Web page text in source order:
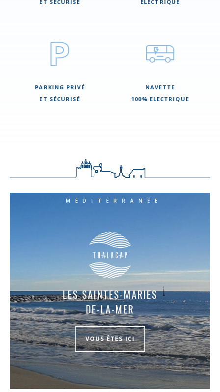
ET SÉCURISÉ
ÉLECTRIQUE
PARKING PRIVÉ
ET SÉCURISÉ
NAVETTE
100% ELECTRIQUE
LES SAINTES-MARIES
DE-LA-MER
VOUS ÊTES ICI
MÉDITERRANÉE